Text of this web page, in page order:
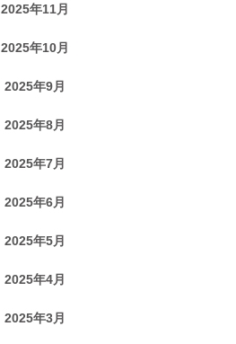
2025年11月
2025年10月
2025年9月
2025年8月
2025年7月
2025年6月
2025年5月
2025年4月
2025年3月